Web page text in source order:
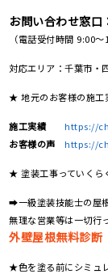
お問い合わせ窓口
（電話受付時間 9:00〜
対応エリア：千葉市・
★ 地元のお客様の施工
施工実績
https://
お客様の声
https://
★ 塗装工事っていくら
➡一級塗装技能士の屋
無理な営業等は一切行
外壁屋根無料診断
★色を塗る前にシミュ